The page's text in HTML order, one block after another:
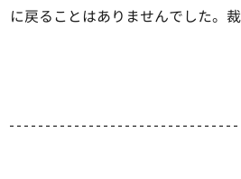
に戻ることはありませんでした。